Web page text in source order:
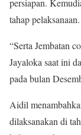
persiapan.
tahap pelaksanaan.
“Serta Jembatan
Jayaloka saat ini
pada bulan
Aidil
dilaksanakan di